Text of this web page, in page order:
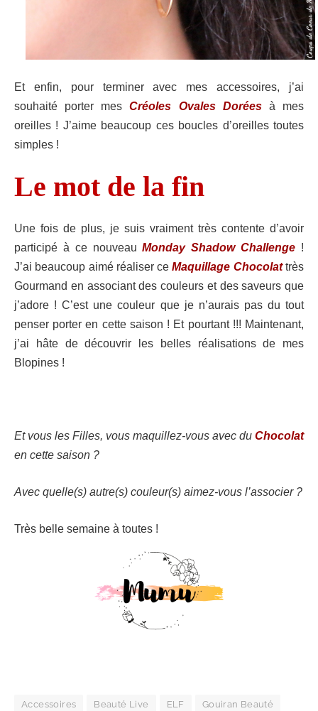
Et enfin, pour terminer avec mes accessoires, j’ai
souhaité porter mesCréoles Ovales Doréesà mes
oreilles ! J’aime beaucoup ces boucles d’oreilles toutes
simples !
Le mot de la fin
Une fois de plus, je suis vraiment très contente d’avoir
participé à ce nouveauMonday Shadow Challenge !
J’ai beaucoup aimé réaliser ceMaquillage Chocolattrès
Gourmand en associant des couleurs et des saveurs que
j’adore ! C’est une couleur que je n’aurais pas du tout
penser porter en cette saison ! Et pourtant !!! Maintenant,
j’ai hâte de découvrir les belles réalisations de mes
Blopines !
Et vous les Filles, vous maquillez-vous avec du Chocolat
en cette saison ?
Avec quelle(s) autre(s) couleur(s) aimez-vous l’associer ?
Très belle semaine à toutes !
Accessoires Beauté Live ELF Gouiran Beauté